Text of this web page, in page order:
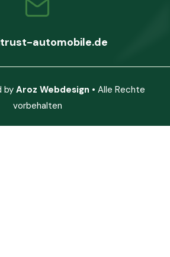
automobile.de
by Aroz Webdesign • Alle Rechte
vorbehalten